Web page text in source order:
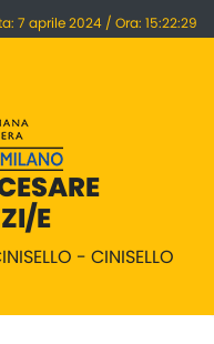
7 aprile 2024 / Ora: 15:22:29
E
- CINISELLO